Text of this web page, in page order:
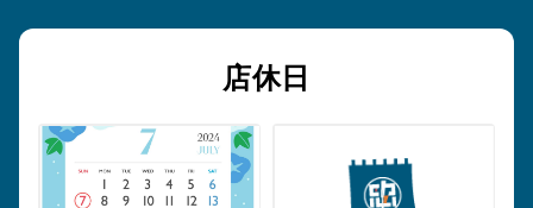
店休日